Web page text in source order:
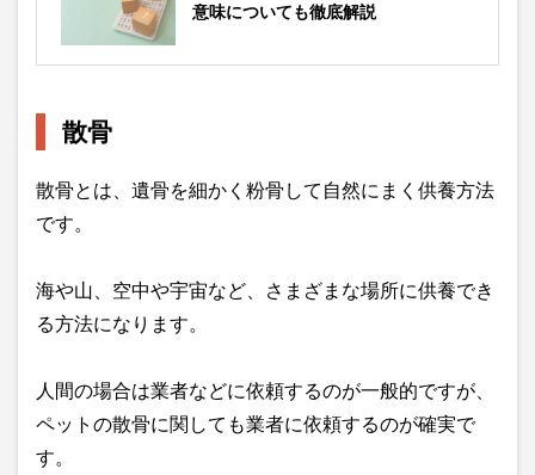
意味についても徹底解説
散骨
散骨とは、遺骨を細かく粉骨して自然にまく供養方法
です。
海や山、空中や宇宙など、さまざまな場所に供養でき
る方法になります。
人間の場合は業者などに依頼するのが一般的ですが、
ペットの散骨に関しても業者に依頼するのが確実で
す。